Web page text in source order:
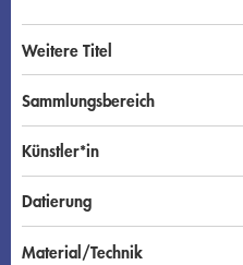
Weitere Titel
Sammlungsbereich
Künstler*in
Datierung
Material/Technik